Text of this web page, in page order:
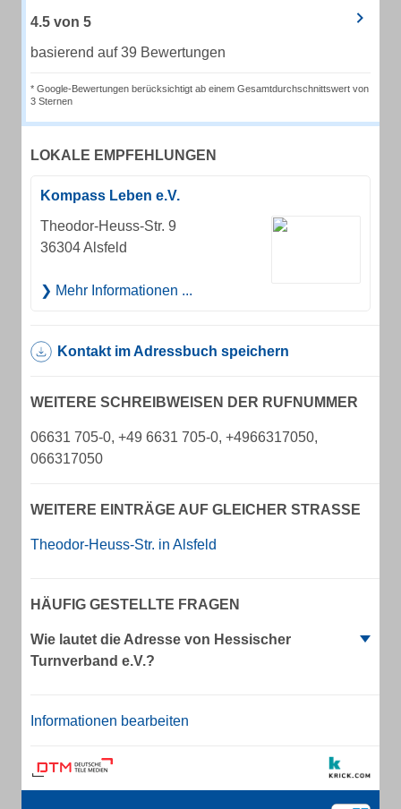
4.5 von 5
basierend auf 39 Bewertungen
* Google-Bewertungen berücksichtigt ab einem Gesamtdurchschnittswert von
3 Sternen
LOKALE EMPFEHLUNGEN
Kompass Leben e.V.
Theodor-Heuss-Str. 9
36304 Alsfeld
Mehr Informationen ...
Kontakt im Adressbuch speichern
WEITERE SCHREIBWEISEN DER RUFNUMMER
06631 705-0, +49 6631 705-0, +4966317050,
066317050
WEITERE EINTRÄGE AUF GLEICHER STRASSE
Theodor-Heuss-Str. in Alsfeld
HÄUFIG GESTELLTE FRAGEN
Wie lautet die Adresse von Hessischer
Turnverband e.V.?
Informationen bearbeiten